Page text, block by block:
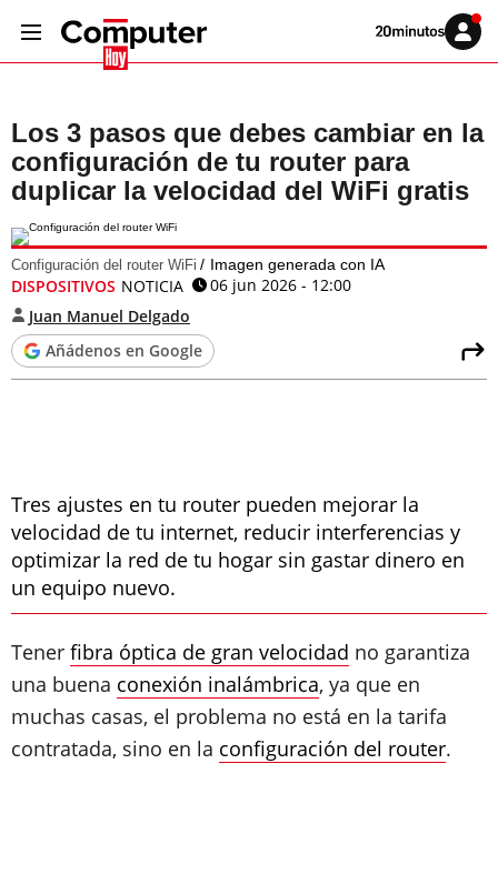
Volver
Iniciar
sesión
Los 3 pasos que debes cambiar en la
configuración de tu router para
duplicar la velocidad del WiFi gratis
Configuración del router WiFi Imagen generada con IA
DISPOSITIVOS NOTICIA
06 jun 2026 - 12:00
Juan Manuel Delgado
Añádenos en Google
Tres ajustes en tu router pueden mejorar la
velocidad de tu internet, reducir interferencias y
optimizar la red de tu hogar sin gastar dinero en
un equipo nuevo.
Tener fibra óptica de gran velocidad no garantiza
una buena conexión inalámbrica, ya que en
muchas casas, el problema no está en la tarifa
contratada, sino en la configuración del router.